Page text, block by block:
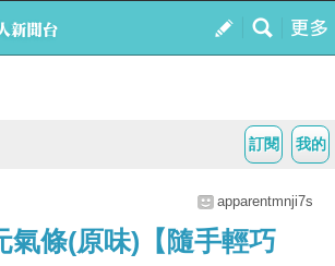
我的
訂閱
apparentmnji7s
氣條(原味)【隨手輕巧